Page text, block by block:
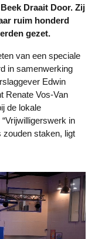
Draait Door. Zij
ruim honderd
gezet.
in samenwerking
Edwin
Renate Vos-Van
de lokale
in
zouden staken, ligt